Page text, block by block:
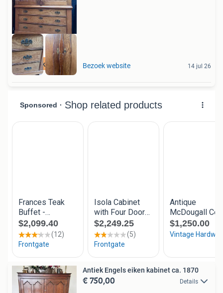
eiken kabinet Bezoek website 14 jul 26
Antiek Engels eiken kabinet ca. 1870
€ 750,00 Details